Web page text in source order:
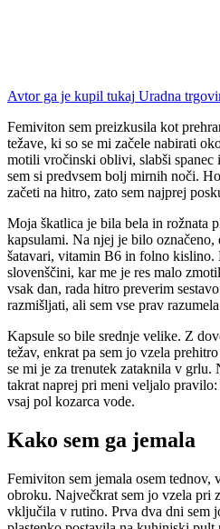
Avtor ga je kupil tukaj Uradna
Femiviton sem preizkusila kot
težave, ki so se mi začele nabirati
motili vročinski oblivi, slabši spanec
sem si predvsem bolj mirnih noči.
začeti na hitro, zato sem najprej
Moja škatlica je bila bela in rožnata
kapsulami. Na njej je bilo
šatavari, vitamin B6 in folno kislino.
slovenščini, kar me je res malo
vsak dan, rada hitro preverim
razmišljati, ali sem vse prav
Kapsule so bile srednje velike. Z
težav, enkrat pa sem jo vzela
se mi je za trenutek zataknila v grlu.
takrat naprej pri meni veljalo
vsaj pol kozarca vode.
Kako sem ga jemala
Femiviton sem jemala osem tednov,
obroku. Največkrat sem jo vzela pri
vključila v rutino. Prva dva dni sem